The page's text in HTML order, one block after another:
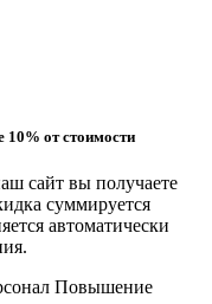
10% от стоимости
сайт вы получаете
суммируется
автоматически
Повышение